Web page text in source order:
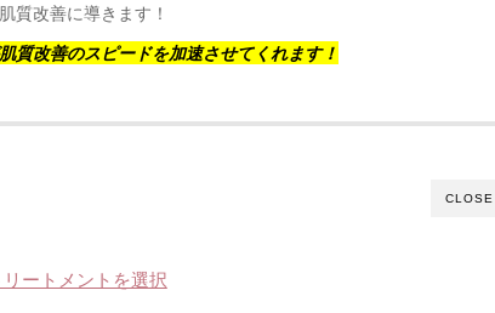
質改善に導きます！
質改善のスピードを加速させてくれます！
CLOSE
ートメントを選択